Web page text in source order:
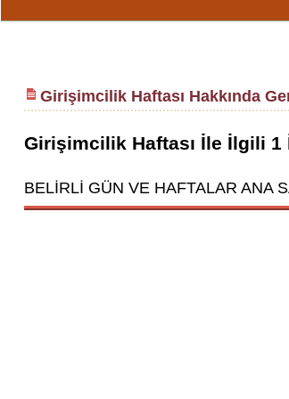
Girişimcilik Haftası Hakkında
Girişimcilik Haftası İle İlgili 1
BELİRLİ GÜN VE HAFTALAR ANA